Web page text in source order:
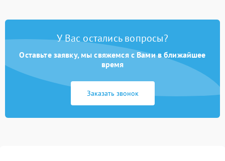
У Вас остались вопросы?
Оставьте заявку, мы свяжемся с Вами в ближайшее
время
Заказать звонок